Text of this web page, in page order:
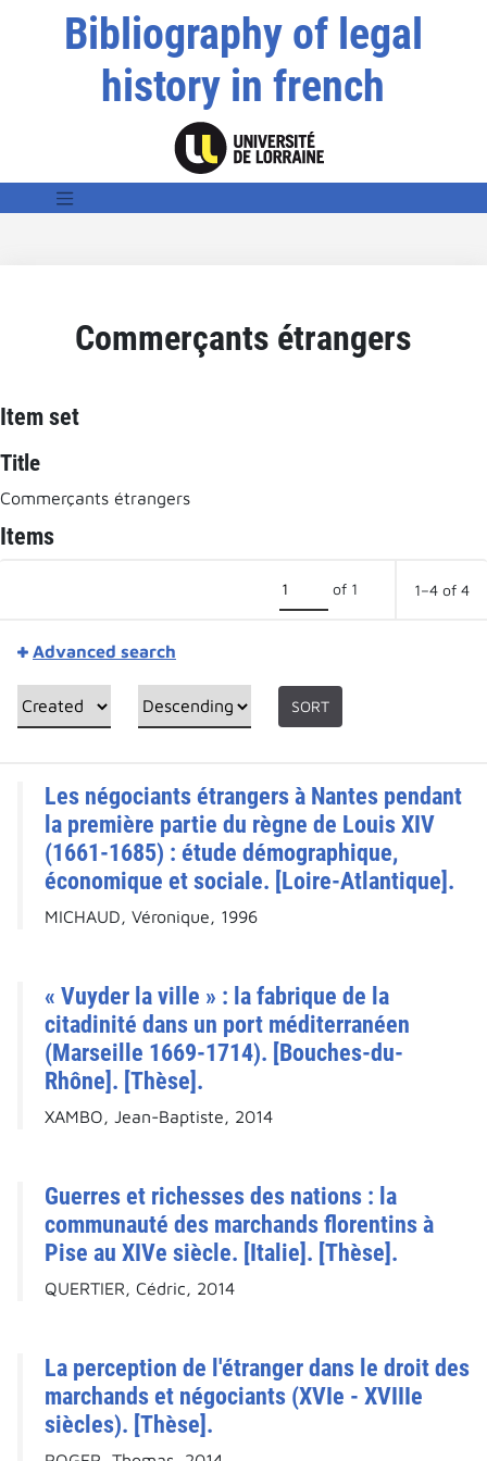
Bibliography of legal
history in french
Commerçants étrangers
Item set
Title
Commerçants étrangers
Items
of 1 1–4 of 4
Advanced search
SORT
Les négociants étrangers à Nantes pendant
la première partie du règne de Louis XIV
(1661-1685) : étude démographique,
économique et sociale. [Loire-Atlantique].
MICHAUD, Véronique, 1996
« Vuyder la ville » : la fabrique de la
citadinité dans un port méditerranéen
(Marseille 1669-1714). [Bouches-du-
Rhône]. [Thèse].
XAMBO, Jean-Baptiste, 2014
Guerres et richesses des nations : la
communauté des marchands florentins à
Pise au XIVe siècle. [Italie]. [Thèse].
QUERTIER, Cédric, 2014
La perception de l'étranger dans le droit des
marchands et négociants (XVIe - XVIIIe
siècles). [Thèse].